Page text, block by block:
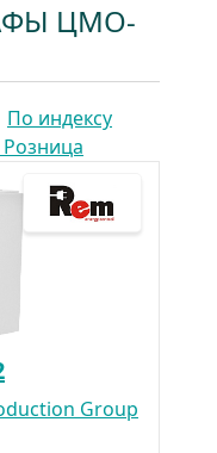
ЦМО-
По индексу
Group